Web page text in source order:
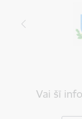
Vai šī